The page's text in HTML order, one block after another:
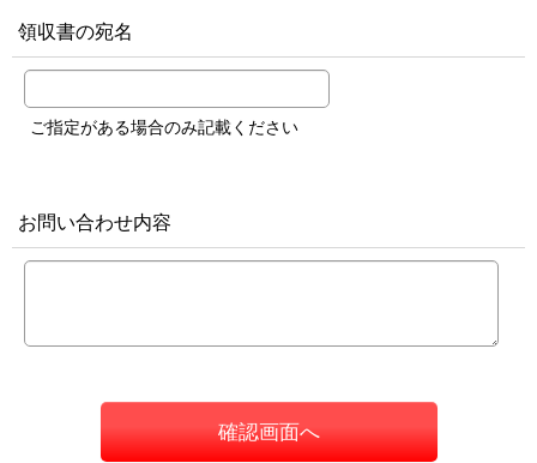
領収書の宛名
ご指定がある場合のみ記載ください
お問い合わせ内容
確認画面へ